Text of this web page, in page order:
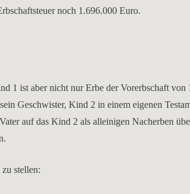
noch 1.696.000 Euro.
1 ist aber nicht nur Erbe der Vorerbschaft von
Geschwister, Kind 2 in einem eigenen
auf das Kind 2 als alleinigen Nacherben
stellen: